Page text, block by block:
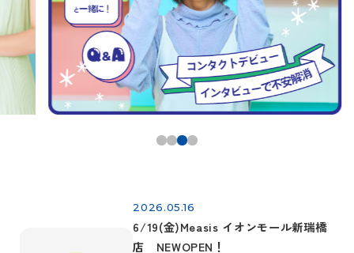
2026.05.16
6/19(金)Measis イオンモール新瑞橋
店 NEWOPEN！